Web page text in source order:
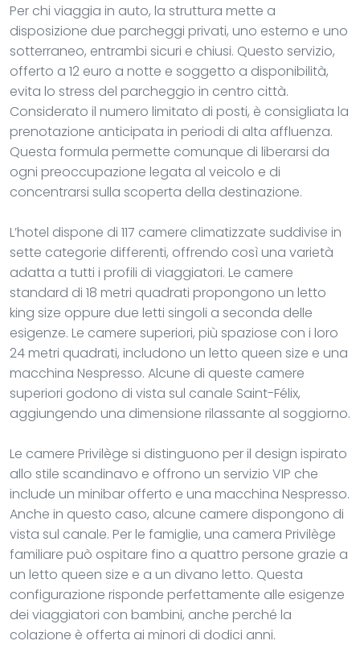
Per chi viaggia in auto, la struttura mette a
disposizione due parcheggi privati, uno esterno e uno
sotterraneo, entrambi sicuri e chiusi. Questo servizio,
offerto a 12 euro a notte e soggetto a disponibilità,
evita lo stress del parcheggio in centro città.
Considerato il numero limitato di posti, è consigliata la
prenotazione anticipata in periodi di alta affluenza.
Questa formula permette comunque di liberarsi da
ogni preoccupazione legata al veicolo e di
concentrarsi sulla scoperta della destinazione.
L’hotel dispone di 117 camere climatizzate suddivise in
sette categorie differenti, offrendo così una varietà
adatta a tutti i profili di viaggiatori. Le camere
standard di 18 metri quadrati propongono un letto
king size oppure due letti singoli a seconda delle
esigenze. Le camere superiori, più spaziose con i loro
24 metri quadrati, includono un letto queen size e una
macchina Nespresso. Alcune di queste camere
superiori godono di vista sul canale Saint-Félix,
aggiungendo una dimensione rilassante al soggiorno.
Le camere Privilège si distinguono per il design ispirato
allo stile scandinavo e offrono un servizio VIP che
include un minibar offerto e una macchina Nespresso.
Anche in questo caso, alcune camere dispongono di
vista sul canale. Per le famiglie, una camera Privilège
familiare può ospitare fino a quattro persone grazie a
un letto queen size e a un divano letto. Questa
configurazione risponde perfettamente alle esigenze
dei viaggiatori con bambini, anche perché la
colazione è offerta ai minori di dodici anni.